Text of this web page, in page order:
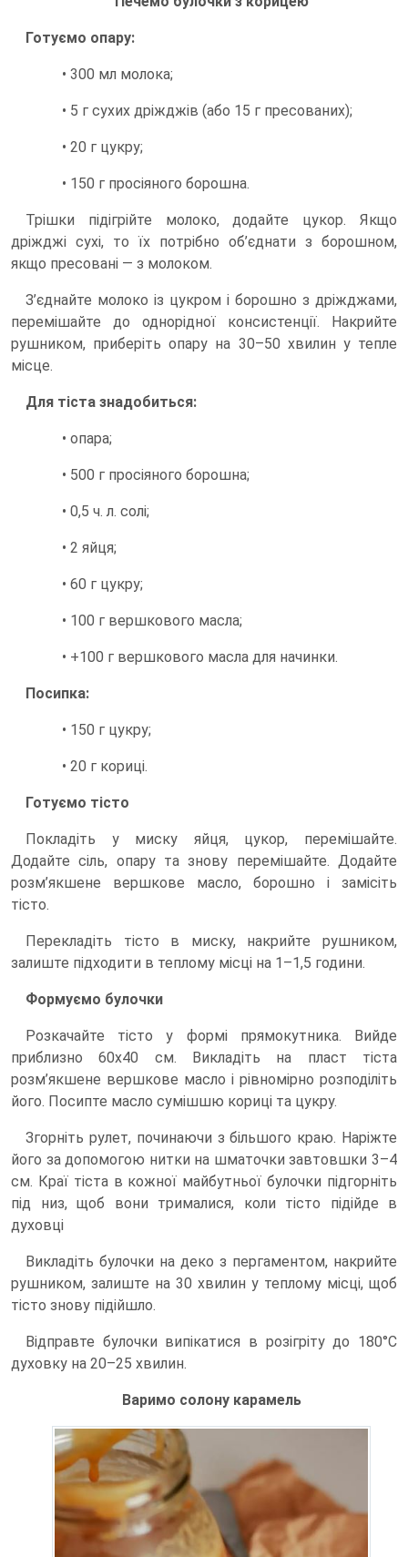
Готуємо опару:
• 300 мл молока;
• 5 г сухих дріжджів (або 15 г пресованих);
• 20 г цукру;
• 150 г просіяного борошна.
Трішки підігрійте молоко, додайте цукор. Якщо
дріжджі сухі, то їх потрібно об’єднати з борошном,
якщо пресовані — з молоком.
З’єднайте молоко із цукром і борошно з дріжджами,
перемішайте до однорідної консистенції. Накрийте
рушником, приберіть опару на 30–50 хвилин у тепле
місце.
Для тіста знадобиться:
• опара;
• 500 г просіяного борошна;
• 0,5 ч. л. солі;
• 2 яйця;
• 60 г цукру;
• 100 г вершкового масла;
• +100 г вершкового масла для начинки.
Посипка:
• 150 г цукру;
• 20 г кориці.
Готуємо тісто
Покладіть у миску яйця, цукор, перемішайте.
Додайте сіль, опару та знову перемішайте. Додайте
розм’якшене вершкове масло, борошно і замісіть
тісто.
Перекладіть тісто в миску, накрийте рушником,
залиште підходити в теплому місці на 1–1,5 години.
Формуємо булочки
Розкачайте тісто у формі прямокутника. Вийде
приблизно 60х40 см. Викладіть на пласт тіста
розм’якшене вершкове масло і рівномірно розподіліть
його. Посипте масло сумішшю кориці та цукру.
Згорніть рулет, починаючи з більшого краю. Наріжте
його за допомогою нитки на шматочки завтовшки 3–4
см. Краї тіста в кожної майбутньої булочки підгорніть
під низ, щоб вони трималися, коли тісто підійде в
духовці
Викладіть булочки на деко з пергаментом, накрийте
рушником, залиште на 30 хвилин у теплому місці, щоб
тісто знову підійшло.
Відправте булочки випікатися в розігріту до 180°С
духовку на 20–25 хвилин.
Варимо солону карамель